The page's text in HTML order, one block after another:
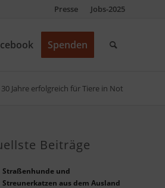
Presse Jobs-2025
Spenden
Jahre erfolgreich für Tiere in Not
Beiträge
Straßenhunde und
Streunerkatzen aus dem Ausland